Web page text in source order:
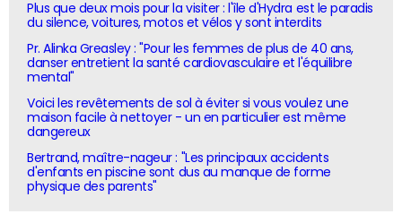
Plus que deux mois pour la visiter : l'île d'Hydra est le paradis
du silence, voitures, motos et vélos y sont interdits
Pr. Alinka Greasley : "Pour les femmes de plus de 40 ans,
danser entretient la santé cardiovasculaire et l'équilibre
mental"
Voici les revêtements de sol à éviter si vous voulez une
maison facile à nettoyer - un en particulier est même
dangereux
Bertrand, maître-nageur : "Les principaux accidents
d'enfants en piscine sont dus au manque de forme
physique des parents"